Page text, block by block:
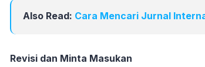
Also Read: Cara Mencari Jurnal
Revisi dan Minta Masukan